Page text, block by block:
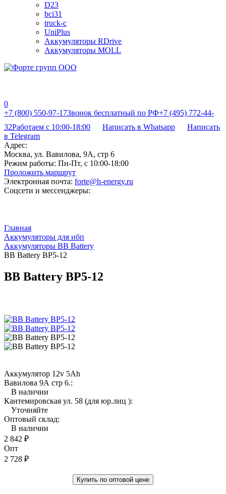
D23
bci31
truck-c
UniPlus
Аккумуляторы RDrive
Аккумуляторы MOLL
0
+7 (800) 550-97-17Звонок бесплатный по РФ+7 (495) 772-44-
32Работаем с 10:00-18:00 Написать в Whatsapp
Написать
в Telegram
Адрес:
Москва, ул. Вавилова, 9А, стр 6
Режим работы: Пн-Пт, с 10:00-18:00
Проложить маршрут
Электронная почта: forte@h-energy.ru
Соцсети и мессенджеры:
Главная
Аккумуляторы для ибп
Аккумуляторы BB Battery
BB Battery BP5-12
BB Battery BP5-12
Аккумулятор 12v 5Ah
Вавилова 9А стр 6.:
В наличии
Кантемировская ул. 58 (для юр.лиц ):
Уточняйте
Оптовый склад:
В наличии
2 842 ₽
Опт
2 728 ₽
Купить по оптовой цене